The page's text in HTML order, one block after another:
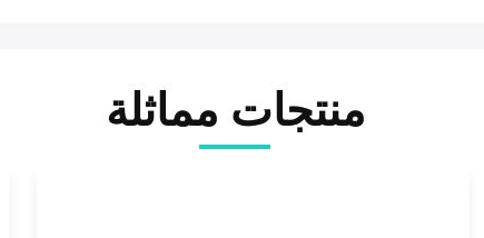
منتجات مماثلة